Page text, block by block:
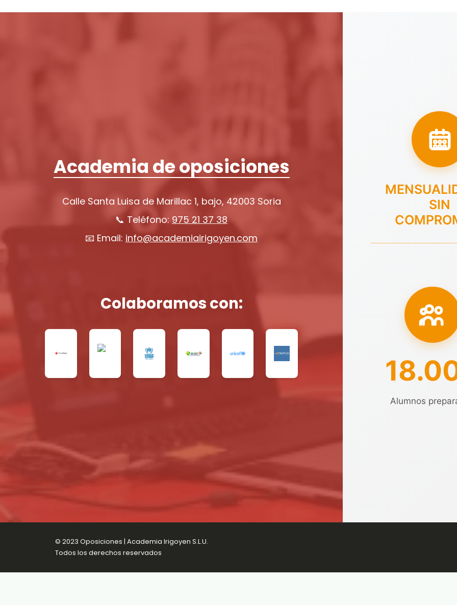
Academia de oposiciones
Calle Santa Luisa de Marillac 1, bajo, 42003 Soria
📞 Teléfono: 975 21 37 38
📧 Email: info@academiairigoyen.com
Colaboramos con:
SIN
Alumnos
© 2023 Oposiciones | Academia Irigoyen S.L.U.
Todos los derechos reservados